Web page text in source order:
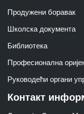
Продужени боравак
Школска документа
Библиотека
Професионална
Руководећи органи
Контакт